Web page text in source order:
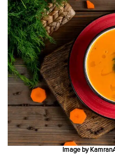
Image by